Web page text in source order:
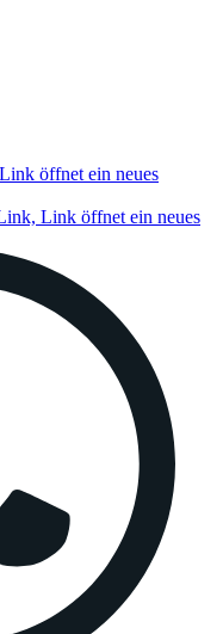
öffnet ein neues
Link öffnet ein neues